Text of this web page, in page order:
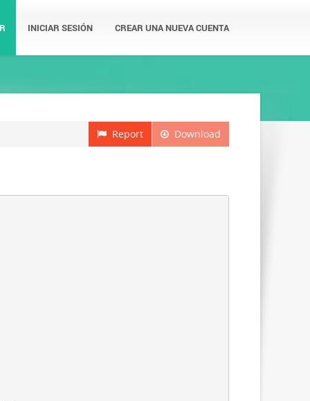
INICIAR SESIÓN CREAR UNA NUEVA CUENTA
Download
Report